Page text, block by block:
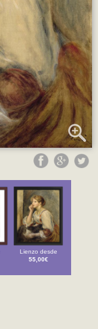
Lienzo desde
55,00€